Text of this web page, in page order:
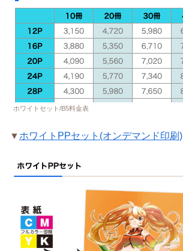
ホワイトセット/B5料金表
▼ホワイトPPセット(オンデマンド印刷)